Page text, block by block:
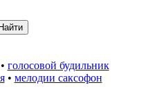
Найти
голосовой будильник
• мелодии саксофон